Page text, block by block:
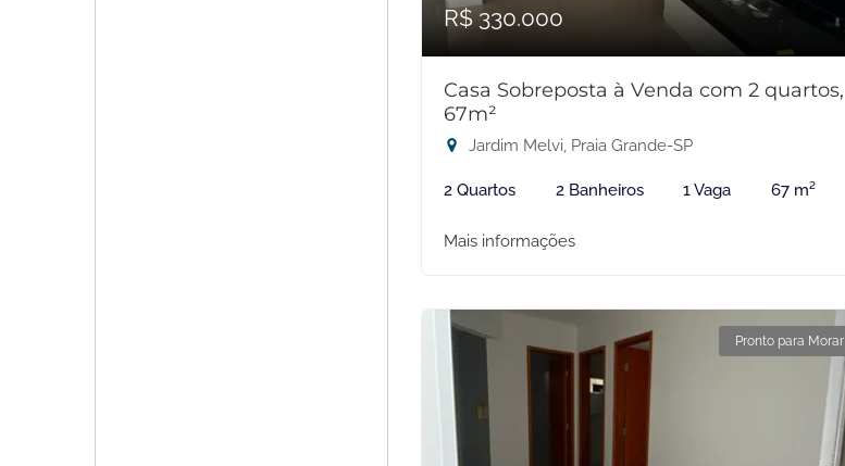
R$ 330.000
Casa Sobreposta à Venda com 2 quartos,
67m²
Jardim Melvi, Praia Grande-SP
2 Quartos 2 Banheiros 1 Vaga 67 m²
Mais informações
Pronto para Morar